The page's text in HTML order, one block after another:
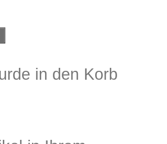
in den Korb